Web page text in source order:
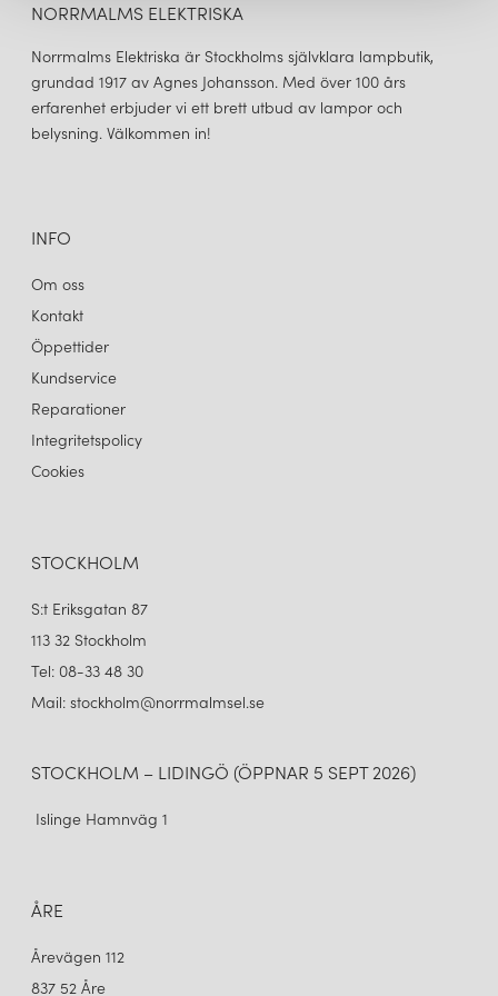
NORRMALMS ELEKTRISKA
Norrmalms Elektriska är Stockholms självklara lampbutik,
grundad 1917 av Agnes Johansson. Med över 100 års
erfarenhet erbjuder vi ett brett utbud av lampor och
belysning. Välkommen in!
INFO
Om oss
Kontakt
Öppettider
Kundservice
Reparationer
Integritetspolicy
Cookies
STOCKHOLM
S:t Eriksgatan 87
113 32 Stockholm
Tel: 08-33 48 30
Mail: stockholm@norrmalmsel.se
STOCKHOLM – LIDINGÖ (ÖPPNAR 5 SEPT 2026)
Islinge Hamnväg 1
ÅRE
Årevägen 112
837 52 Åre